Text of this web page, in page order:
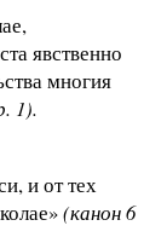
явственно
многия
1).
и от тех
(канон 6